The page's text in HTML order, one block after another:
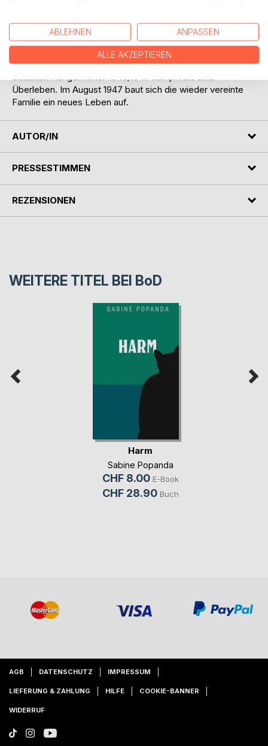
Im winterlichen Lodz des Jahres 1946 wird das friedliche
Leben der Familie Nitsche jäh durch den Einmarsch der
roten Armee unterbrochen. Im Sommer 1946 flieht die
Familie nach Breslau, Görlitz und ins Erzgebirge. Im
Überleben. Im August 1947 baut sich die wieder vereinte
Familie ein neues Leben auf.
AUTOR/IN
PRESSESTIMMEN
REZENSIONEN
WEITERE TITEL BEI BoD
Harm
Sabine Popanda
CHF 8.00 E-Book
CHF 28.90 Buch
AGB DATENSCHUTZ IMPRESSUM
LIEFERUNG & ZAHLUNG HILFE COOKIE-BANNER
WIDERRUF
ABLEHNEN ANPASSEN
ALLE AKZEPTIEREN